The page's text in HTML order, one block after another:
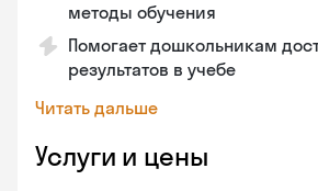
методы обучения
Помогает дошкольникам
результатов в учебе
Читать дальше
Услуги и цены